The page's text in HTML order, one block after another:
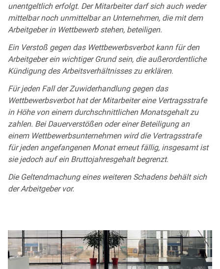
unentgeltlich erfolgt. Der Mitarbeiter darf sich auch weder
mittelbar noch unmittelbar an Unternehmen, die mit dem
Arbeitgeber in Wettbewerb stehen, beteiligen.
Ein Verstoß gegen das Wettbewerbsverbot kann für den
Arbeitgeber ein wichtiger Grund sein, die außerordentliche
Kündigung des Arbeitsverhältnisses zu erklären.
Für jeden Fall der Zuwiderhandlung gegen das
Wettbewerbsverbot hat der Mitarbeiter eine Vertragsstrafe
in Höhe von einem durchschnittlichen Monatsgehalt zu
zahlen. Bei Dauerverstößen oder einer Beteiligung an
einem Wettbewerbsunternehmen wird die Vertragsstrafe
für jeden angefangenen Monat erneut fällig, insgesamt ist
sie jedoch auf ein Bruttojahresgehalt begrenzt.
Die Geltendmachung eines weiteren Schadens behält sich
der Arbeitgeber vor.